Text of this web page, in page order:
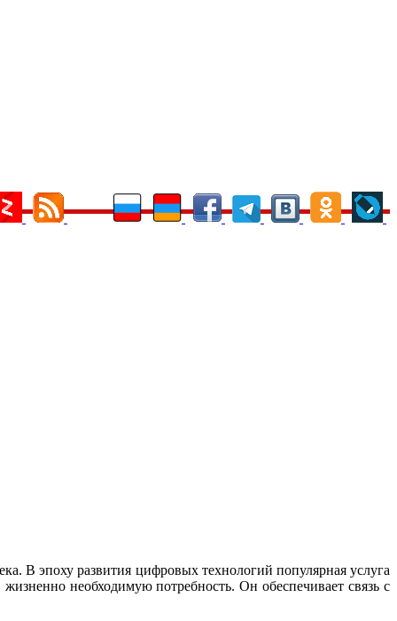
В эпоху развития цифровых технологий популярная услуга
необходимую потребность. Он обеспечивает связь с